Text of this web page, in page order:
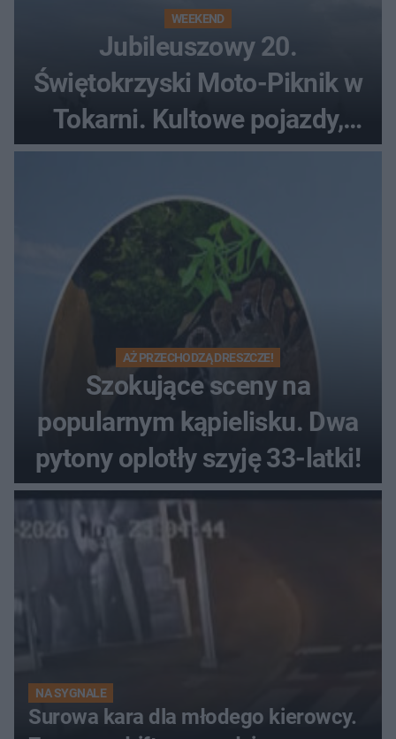
WEEKEND
Jubileuszowy 20.
Świętokrzyski Moto-Piknik w
Tokarni. Kultowe pojazdy,
pokazy i muzyczna scena w
Muzeum Wsi Kieleckiej
AŻ PRZECHODZĄ DRESZCZE!
Szokujące sceny na
popularnym kąpielisku. Dwa
pytony oplotły szyję 33-latki!
NA SYGNALE
Surowa kara dla młodego kierowcy.